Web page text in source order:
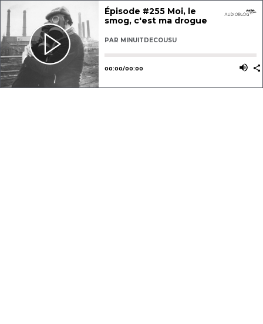
Épisode #255 Moi, le
smog, c'est ma drogue
PAR MINUITDECOUSU
Utilisez les flèches gauche ou
00:00/00:00